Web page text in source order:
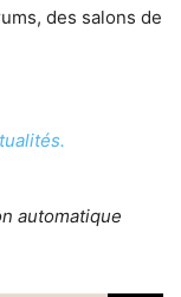
des salons de
automatique